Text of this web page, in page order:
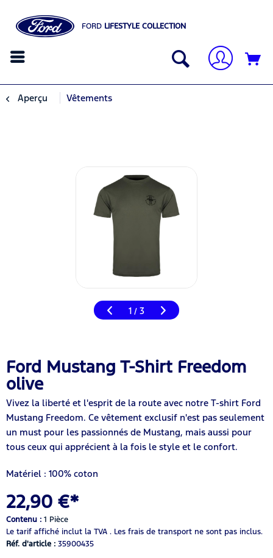
FORD LIFESTYLE COLLECTION
Aperçu Vêtements
1 / 3
Ford Mustang T-Shirt Freedom
olive
Vivez la liberté et l'esprit de la route avec notre T-shirt Ford
Mustang Freedom. Ce vêtement exclusif n'est pas seulement
un must pour les passionnés de Mustang, mais aussi pour
tous ceux qui apprécient à la fois le style et le confort.
Matériel : 100% coton
22,90 €*
Contenu : 1 Pièce
Le tarif affiché inclut la TVA . Les frais de transport ne sont pas inclus.
Réf. d'article : 35900435